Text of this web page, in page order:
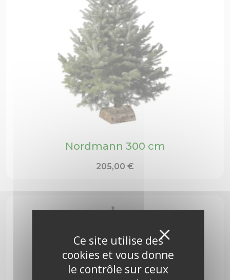
Ce site utilise des
cookies et vous donne
le contrôle sur ceux
X
Nordmann 300 cm
205,00 €